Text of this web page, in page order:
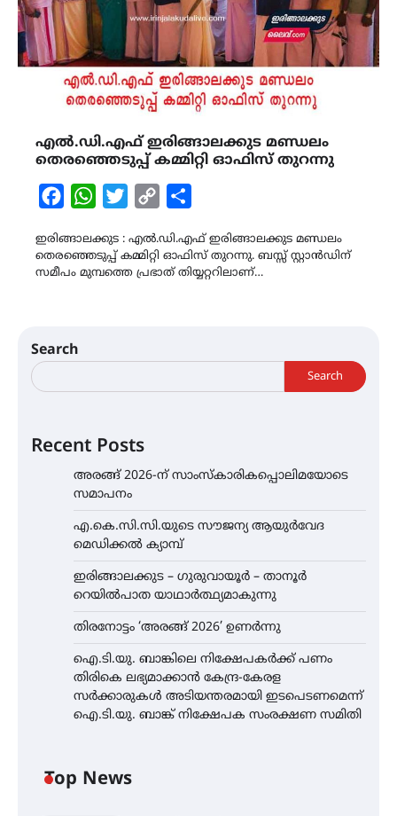
എൽ.ഡി.എഫ് ഇരിങ്ങാലക്കുട മണ്ഡലം
തെരഞ്ഞെടുപ്പ് കമ്മിറ്റി ഓഫിസ് തുറന്നു
FacebookWhatsAppTwitterCopy
ഇരിങ്ങാലക്കുട : എൽ.ഡി.എഫ് ഇരിങ്ങാലക്കുട മണ്ഡലം
തെരഞ്ഞെടുപ്പ് കമ്മിറ്റി ഓഫിസ് തുറന്നു. ബസ്സ് സ്റ്റാൻഡിന്
സമീപം മുമ്പത്തെ പ്രഭാത് തിയ്യറ്ററിലാണ്…
Search
Search
Recent Posts
അരങ്ങ് 2026-ന് സാംസ്കാരികപ്പൊലിമയോടെ
സമാപനം
എ.കെ.സി.സി.യുടെ സൗജന്യ ആയുർവേദ
മെഡിക്കൽ ക്യാമ്പ്
ഇരിങ്ങാലക്കുട – ഗുരുവായൂർ – താനൂർ
റെയിൽപാത യാഥാർത്ഥ്യമാകുന്നു
തിരനോട്ടം ‘അരങ്ങ് 2026’ ഉണർന്നു
ഐ.ടി.യു. ബാങ്കിലെ നിക്ഷേപകർക്ക് പണം
തിരികെ ലഭ്യമാക്കാൻ കേന്ദ്ര-കേരള
സർക്കാരുകൾ അടിയന്തരമായി ഇടപെടണമെന്ന്
ഐ.ടി.യു. ബാങ്ക് നിക്ഷേപക സംരക്ഷണ സമിതി
Top News